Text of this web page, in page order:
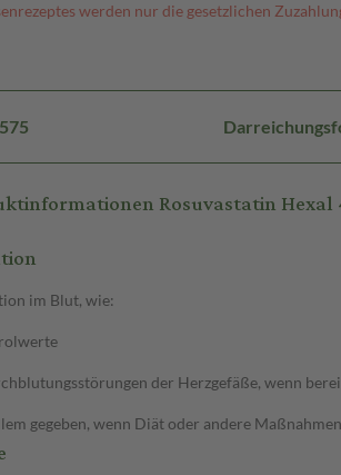
werden nur die gesetzlichen
Rosuvastatin
im Blut, wie:
der Herzgefäße, wenn
gegeben, wenn Diät oder andere